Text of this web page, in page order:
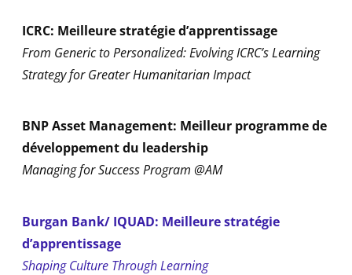
ICRC: Meilleure stratégie d’apprentissage
From Generic to Personalized: Evolving ICRC’s Learning
Strategy for Greater Humanitarian Impact
BNP Asset Management: Meilleur programme de
développement du leadership
Managing for Success Program @AM
Burgan Bank/ IQUAD: Meilleure stratégie
d’apprentissage
Shaping Culture Through Learning